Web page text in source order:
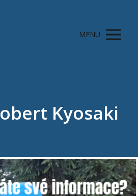
MENU
Kyosaki